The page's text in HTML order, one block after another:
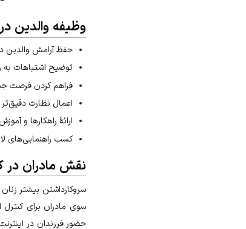
وظیفه والدین
حفظ آرامش والدین
توضیح اشتباهات به
فراهم کردن فرصت
اعمال نظارت
ارائهٔ راهکارها و
کسب راهنمایی‌های
نقش مادران در
سروکارداشتن بیشتر زنان
سوی مادران برای
حضور فرزندان در